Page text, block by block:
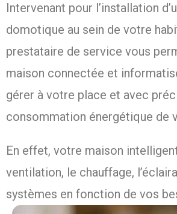
Intervenant pour l’installation
domotique au sein de votre
prestataire de service vous
maison connectée et
gérer à votre place et avec
consommation énergétique de
En effet, votre maison
ventilation, le chauffage,
systèmes en fonction de vos